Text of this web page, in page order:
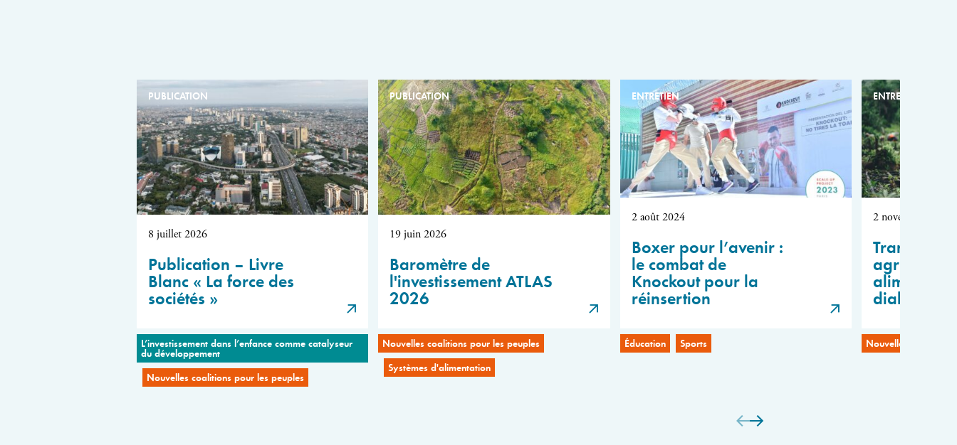
PUBLICATION
8 juillet 2026
Publication – Livre
Blanc « La force des
sociétés »
L’investissement dans l’enfance comme catalyseur
du développement
Nouvelles coalitions pour les peuples
PUBLICATION
19 juin 2026
Baromètre de
l'investissement ATLAS
2026
Nouvelles coalitions pour les peuples
Systèmes d'alimentation
ENTRETIEN
2 août 2024
Boxer pour l’avenir :
le combat de
Knockout pour la
réinsertion
Éducation Sports
ENTRETIEN
2 novembre 2023
agricoles
dialogue
Nouvelles coalitions